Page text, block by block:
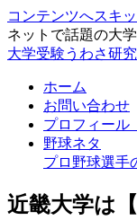
コンテンツへスキ
ネットで話題の大
大学受験うわさ研
ホーム
お問い合わせ
プロフィール
野球ネタ
プロ野球選手
近畿大学は